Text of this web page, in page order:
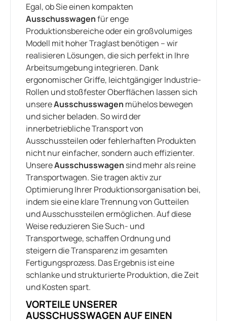
Egal, ob Sie einen kompakten
Ausschusswagenfür enge
Produktionsbereiche oder ein großvolumiges
Modell mit hoher Traglast benötigen – wir
realisieren Lösungen, die sich perfekt in Ihre
Arbeitsumgebung integrieren. Dank
ergonomischer Griffe, leichtgängiger Industrie-
Rollen und stoßfester Oberflächen lassen sich
unsereAusschusswagen mühelos bewegen
und sicher beladen. So wird der
innerbetriebliche Transport von
Ausschussteilen oder fehlerhaften Produkten
nicht nur einfacher, sondern auch effizienter.
UnsereAusschusswagen sind mehr als reine
Transportwagen. Sie tragen aktiv zur
Optimierung Ihrer Produktionsorganisation bei,
indem sie eine klare Trennung von Gutteilen
und Ausschussteilen ermöglichen. Auf diese
Weise reduzieren Sie Such- und
Transportwege, schaffen Ordnung und
steigern die Transparenz im gesamten
Fertigungsprozess. Das Ergebnis ist eine
schlanke und strukturierte Produktion, die Zeit
und Kosten spart.
VORTEILE UNSERER
AUSSCHUSSWAGEN AUF EINEN